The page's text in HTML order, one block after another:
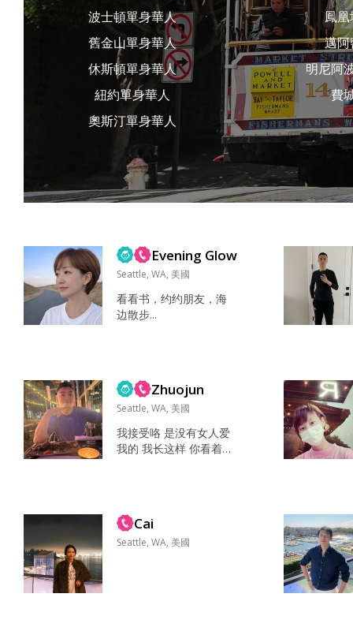
波士頓單身華人
舊金山單身華人
休斯頓單身華人
紐約單身華人
奧斯汀單身華人
鳳
邁
明尼阿
費
Evening Glow
Seattle, WA, 美國
看看书，约约朋友，海
边散步...
Zhuojun
Seattle, WA, 美國
我接受咯 是没有女人爱
我的 我长这样 你看着办
架不住 不要少女心 你想
要不要和我生儿育女就
行。不要告诉我 你生不
Cai
Seattle, WA, 美國